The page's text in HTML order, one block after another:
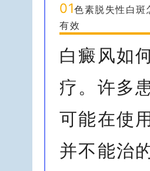
01色素脱失性白
有效
白癜风如
疗。许多
可能在使
并不能治